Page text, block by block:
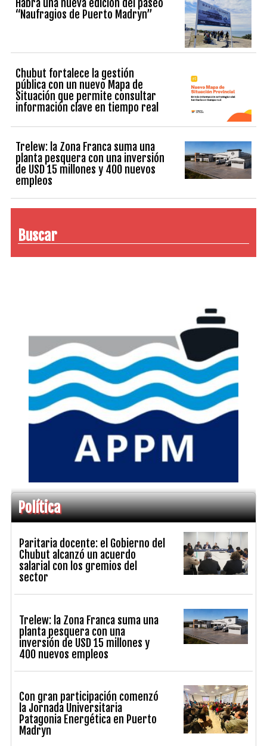
Habrá una nueva edición del paseo
“Naufragios de Puerto Madryn”
Chubut fortalece la gestión
pública con un nuevo Mapa de
Situación que permite consultar
información clave en tiempo real
Trelew: la Zona Franca suma una
planta pesquera con una inversión
de USD 15 millones y 400 nuevos
empleos
Buscar
Política
Paritaria docente: el Gobierno del
Chubut alcanzó un acuerdo
salarial con los gremios del
sector
Trelew: la Zona Franca suma una
planta pesquera con una
inversión de USD 15 millones y
400 nuevos empleos
Con gran participación comenzó
la Jornada Universitaria
Patagonia Energética en Puerto
Madryn